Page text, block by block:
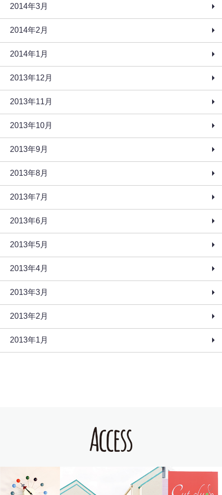
2014年3月
2014年2月
2014年1月
2013年12月
2013年11月
2013年10月
2013年9月
2013年8月
2013年7月
2013年6月
2013年5月
2013年4月
2013年3月
2013年2月
2013年1月